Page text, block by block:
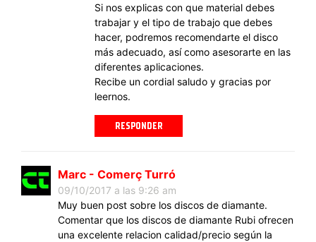
Si nos explicas con que material debes
trabajar y el tipo de trabajo que debes
hacer, podremos recomendarte el disco
más adecuado, así como asesorarte en las
diferentes aplicaciones.
Recibe un cordial saludo y gracias por
leernos.
RESPONDER
Marc - Comerç Turró
09/10/2017 a las 9:26 am
Muy buen post sobre los discos de diamante.
Comentar que los discos de diamante Rubi ofrecen
una excelente relacion calidad/precio según la